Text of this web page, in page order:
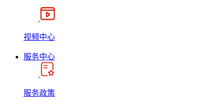
视频中心
服务中心
服务政策